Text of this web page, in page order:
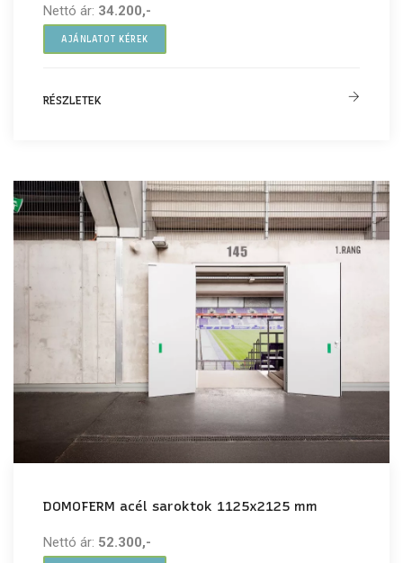
Nettó ár: 34.200,-
AJÁNLATOT KÉREK
RÉSZLETEK
DOMOFERM acél saroktok 1125x2125 mm
Nettó ár: 52.300,-